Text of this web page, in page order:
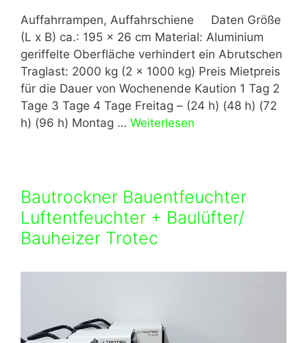
Auffahrrampen, Auffahrschiene Daten Größe
(L x B) ca.: 195 x 26 cm Material: Aluminium
geriffelte Oberfläche verhindert ein Abrutschen
Traglast: 2000 kg (2 x 1000 kg) Preis Mietpreis
für die Dauer von Wochenende Kaution 1 Tag 2
Tage 3 Tage 4 Tage Freitag – (24 h) (48 h) (72
h) (96 h) Montag … Weiterlesen
Bautrockner Bauentfeuchter
Luftentfeuchter + Baulüfter/
Bauheizer Trotec